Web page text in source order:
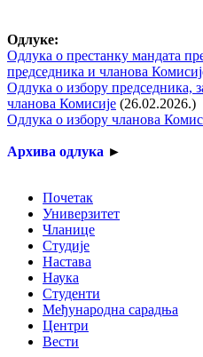
Oдлуке:
Одлукa о престанку мандата
председника и чланова
Одлука о избору председника,
чланова Комисије (26.02.2026.)
Одлука о избору чланова
Архива одлука ►
Почетак
Универзитет
Чланице
Студије
Настава
Наука
Студенти
Међународна сарадња
Центри
Вести